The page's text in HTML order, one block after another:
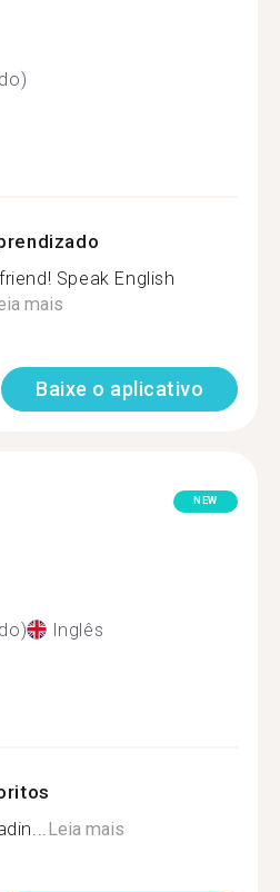
Speak English
mais
Baixe o aplicativo
NEW
Inglês
Leia mais